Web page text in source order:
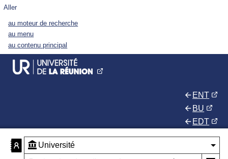
Aller
au moteur de recherche
au menu
au contenu principal
ENT
BU
EDT